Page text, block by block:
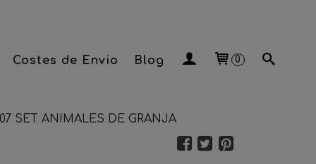
Costes de Envio Blog 0
SET ANIMALES DE GRANJA